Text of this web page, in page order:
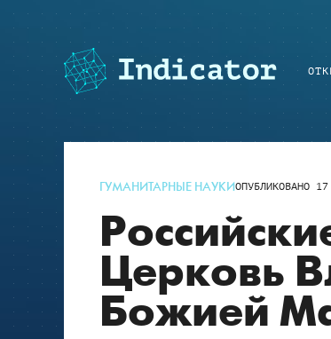
ГУМАНИТАРНЫЕ НАУКИОПУБЛИКОВАНО
Церковь
Божией